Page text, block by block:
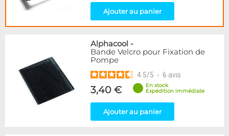
Marque
DocMicro
1
1
Eheim
EK Water Blocks
20
Innovatek
KooLance
Laing
Ajouter au panier
Alphacool -
Bande Velcro pour Fixation de
Pompe
4.5/5 - 6 avis
3,40 €
En stock
Expédition immédiate
Ajouter au panier